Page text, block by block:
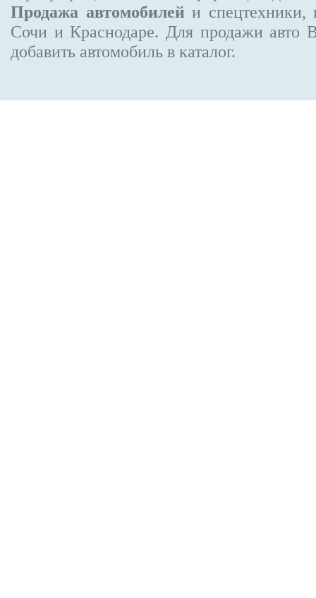
Продажа автомобилей и спецтехники,
Сочи и Краснодаре. Для продажи авто
добавить автомобиль в каталог.